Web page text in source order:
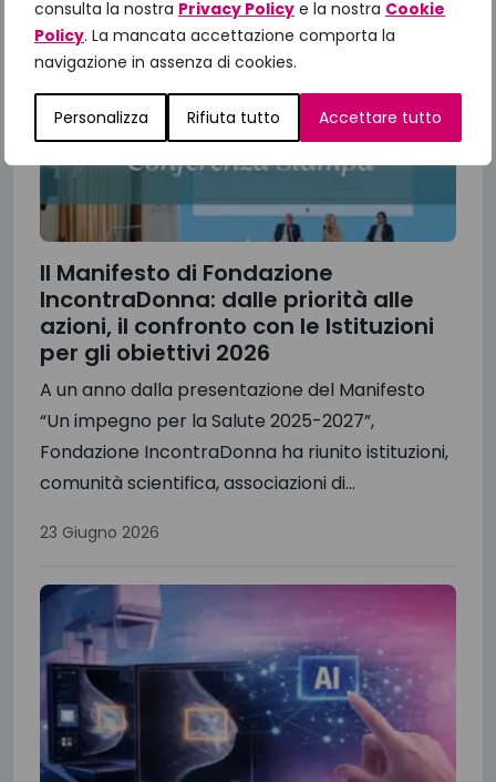
consulta la nostra Privacy Policy e la nostra Cookie
Policy. La mancata accettazione comporta la
navigazione in assenza di cookies.
Personalizza Rifiuta tutto Accettare tutto
Il Manifesto di Fondazione
IncontraDonna: dalle priorità alle
azioni, il confronto con le Istituzioni
per gli obiettivi 2026
A un anno dalla presentazione del Manifesto
“Un impegno per la Salute 2025-2027”,
Fondazione IncontraDonna ha riunito istituzioni,
comunità scientifica, associazioni di...
23 Giugno 2026